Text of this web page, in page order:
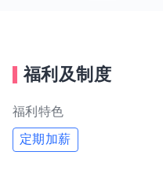
福利及制度
福利特色
定期加薪